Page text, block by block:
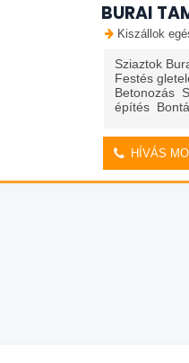
BURAI
Kiszállok
Sziaztok
Festés
Betonozás
építés
HÍVÁS